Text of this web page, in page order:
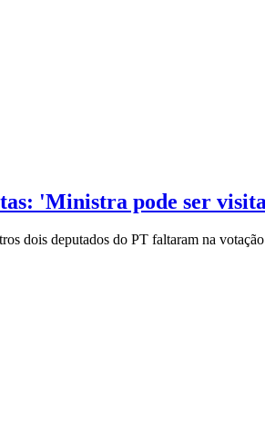
'Ministra pode ser
dois deputados do PT faltaram na